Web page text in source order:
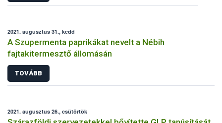
2021. augusztus 31., kedd
A Szupermenta paprikákat nevelt a Nébih
fajtakitermesztő állomásán
TOVÁBB
2021. augusztus 26., csütörtök